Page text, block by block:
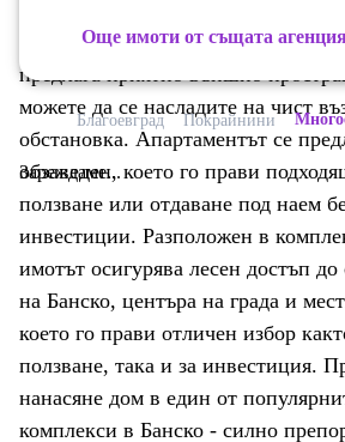
усещане в интериора. Малък
предлага приятно външно
можете да се насладите на чист
обстановка. Апартаментът се
обзаведен, което го прави
ползване или отдаване под наем
инвестиции. Разположен в
имотът осигурява лесен достъп
на Банско, центъра на града и
което го прави отличен избор
ползване, така и за инвестиция.
нанасяне дом в един от
комплекси в Банско - силно
Още имоти от същата
Благоевград Покрайнини
Зареждаме...